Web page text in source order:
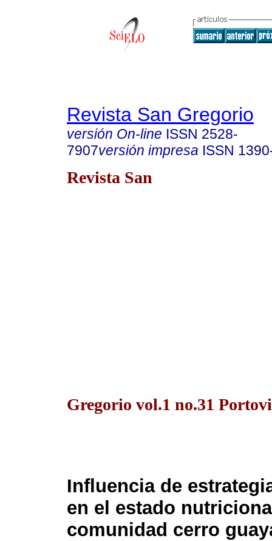
Revista San Gregorio
versión On-line ISSN 2528-
7907versión impresa ISSN
Revista San
Gregorio vol.1 no.31
Influencia de
en el estado
comunidad cerro